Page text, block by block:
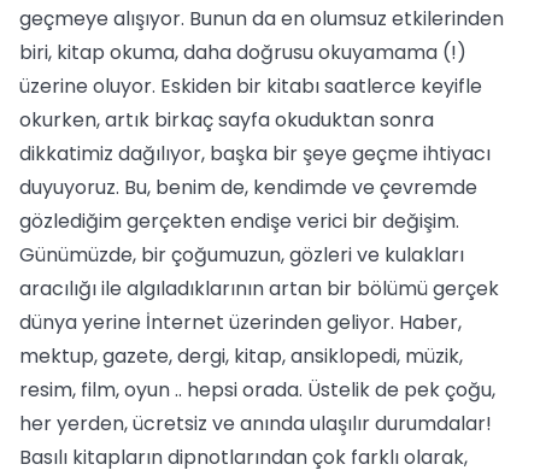
geçmeye alışıyor. Bunun da en olumsuz etkilerinden
biri, kitap okuma, daha doğrusu okuyamama (!)
üzerine oluyor. Eskiden bir kitabı saatlerce keyifle
okurken, artık birkaç sayfa okuduktan sonra
dikkatimiz dağılıyor, başka bir şeye geçme ihtiyacı
duyuyoruz. Bu, benim de, kendimde ve çevremde
gözlediğim gerçekten endişe verici bir değişim.
Günümüzde, bir çoğumuzun, gözleri ve kulakları
aracılığı ile algıladıklarının artan bir bölümü gerçek
dünya yerine İnternet üzerinden geliyor. Haber,
mektup, gazete, dergi, kitap, ansiklopedi, müzik,
resim, film, oyun .. hepsi orada. Üstelik de pek çoğu,
her yerden, ücretsiz ve anında ulaşılır durumdalar!
Basılı kitapların dipnotlarından çok farklı olarak,